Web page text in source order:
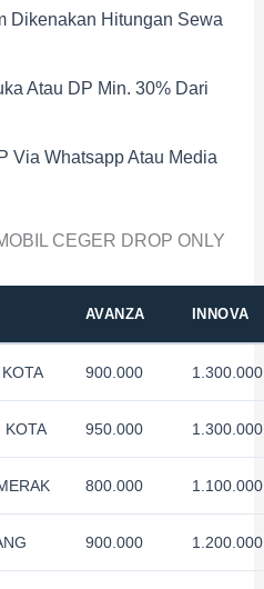
Dikenakan Hitungan Sewa
Atau DP Min. 30% Dari
Via Whatsapp Atau Media
CEGER DROP ONLY
AVANZA INNOVA
900.000 1.300.000
KOTA 950.000 1.300.000
800.000 1.100.000
900.000 1.200.000